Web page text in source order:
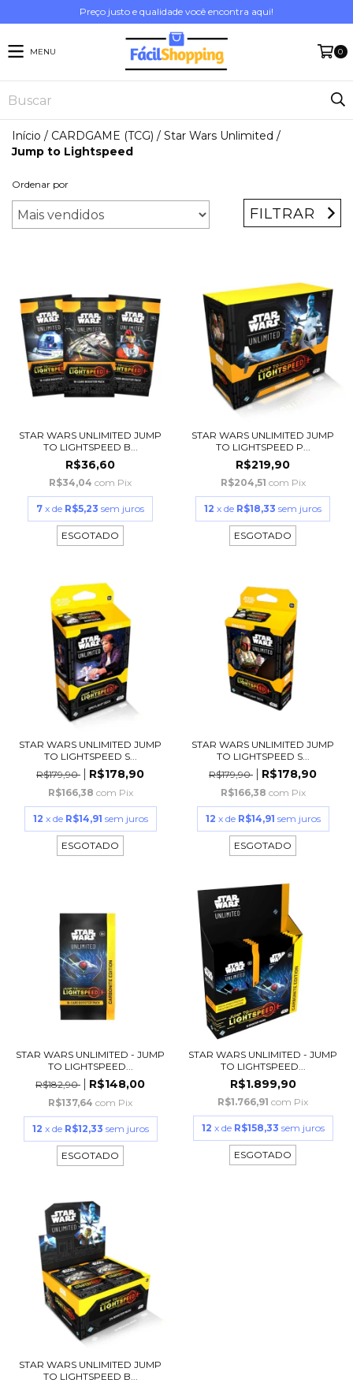
Preço justo e qualidade você encontra aqui!
MENU 0
Início / CARDGAME (TCG) / Star Wars Unlimited /
Jump to Lightspeed
Ordenar por
FILTRAR
STAR WARS UNLIMITED JUMP
TO LIGHTSPEED B...
R$36,60
R$34,04 com Pix
7 x de R$5,23 sem juros
ESGOTADO
STAR WARS UNLIMITED JUMP
TO LIGHTSPEED P...
R$219,90
R$204,51 com Pix
12 x de R$18,33 sem juros
ESGOTADO
STAR WARS UNLIMITED JUMP
TO LIGHTSPEED S...
R$179,90
R$178,90
R$166,38 com Pix
12 x de R$14,91 sem juros
ESGOTADO
STAR WARS UNLIMITED JUMP
TO LIGHTSPEED S...
R$179,90
R$178,90
R$166,38 com Pix
12 x de R$14,91 sem juros
ESGOTADO
STAR WARS UNLIMITED - JUMP
TO LIGHTSPEED...
R$182,90
R$148,00
R$137,64 com Pix
12 x de R$12,33 sem juros
ESGOTADO
STAR WARS UNLIMITED - JUMP
TO LIGHTSPEED...
R$1.899,90
R$1.766,91 com Pix
12 x de R$158,33 sem juros
ESGOTADO
STAR WARS UNLIMITED JUMP
TO LIGHTSPEED B...